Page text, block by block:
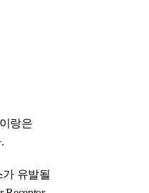
랑은
유발될